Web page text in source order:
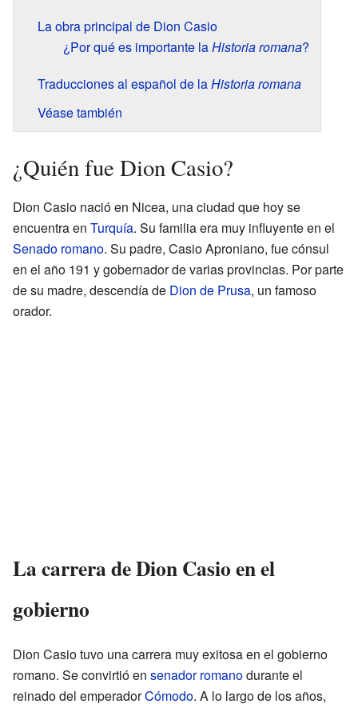
La obra principal de Dion Casio
¿Por qué es importante laHistoria romana?
Traducciones al español de laHistoria romana
Véase también
¿Quién fue Dion Casio?
Dion Casio nació en Nicea, una ciudad que hoy se
encuentra en Turquía. Su familia era muy influyente en el
Senado romano. Su padre, Casio Aproniano, fue cónsul
en el año 191 y gobernador de varias provincias. Por parte
de su madre, descendía de Dion de Prusa, un famoso
orador.
La carrera de Dion Casio en el
gobierno
Dion Casio tuvo una carrera muy exitosa en el gobierno
romano. Se convirtió en senador romanodurante el
reinado del emperadorCómodo. A lo largo de los años,